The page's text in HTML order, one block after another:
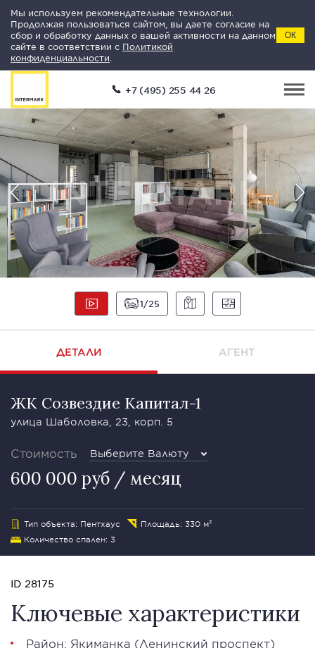
Мы используем рекомендательные технологии.
Продолжая пользоваться сайтом, вы даете согласие на
сбор и обработку данных о вашей активности на данном
сайте в соответствии с Политикой
конфиденциальности
ОК
+7 (495) 255 44 26
1 25
ДЕТАЛИ АГЕНТ
ЖК Созвездие Капитал-1
улица Шаболовка, 23, корп. 5
Стоимость Выберите Валюту
600 000 руб / месяц
Тип объекта: Пентхаус
Площадь: 330 м²
Количество спален: 3
ID 28175
Ключевые характеристики
Район: Якиманка (Ленинский проспект)